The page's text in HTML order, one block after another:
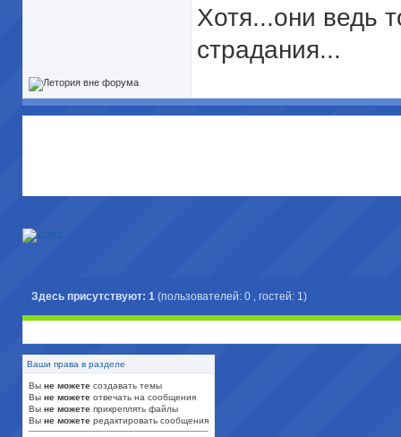
Хотя...они ведь
страдания...
Здесь присутствуют: 1 (пользователей: 0 , гостей: 1)
Ваши права в разделе
Вы не можете создавать темы
Вы не можете отвечать на сообщения
Вы не можете прикреплять файлы
Вы не можете редактировать сообщения